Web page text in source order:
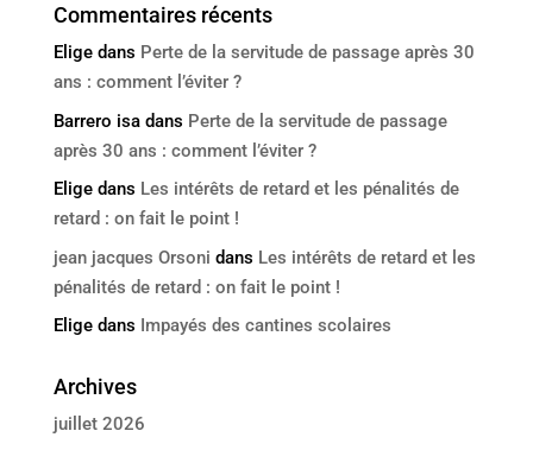
Commentaires récents
Eligedans Perte de la servitude de passage après 30
ans : comment l’éviter ?
Barrero isadans Perte de la servitude de passage
après 30 ans : comment l’éviter ?
Eligedans Les intérêts de retard et les pénalités de
retard : on fait le point !
jean jacques Orsoni dans Les intérêts de retard et les
pénalités de retard : on fait le point !
Eligedans Impayés des cantines scolaires
Archives
juillet 2026